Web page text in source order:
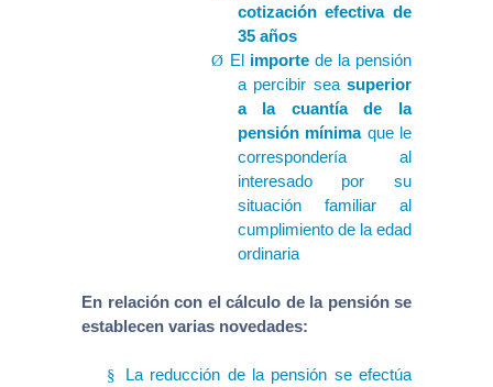
cotización efectiva de
35 años
Ø El importe de la pensión
a percibir sea superior
a la cuantía de la
pensión mínima que le
correspondería al
interesado por su
situación familiar al
cumplimiento de la edad
ordinaria
En relación con el cálculo de la pensión se
establecen varias novedades:
§
La reducción de la pensión se efectúa